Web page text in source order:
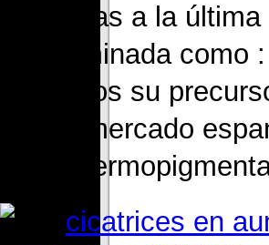
técnicas a la
denominada
somos su
mercado